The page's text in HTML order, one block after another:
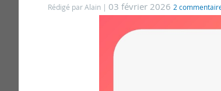
Rédigé par Alain 03 février 2026 2